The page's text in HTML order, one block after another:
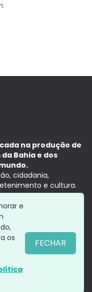
na produção de
Bahia e dos
cidadania,
e cultura.
tempo presente,
e
os
FECHAR